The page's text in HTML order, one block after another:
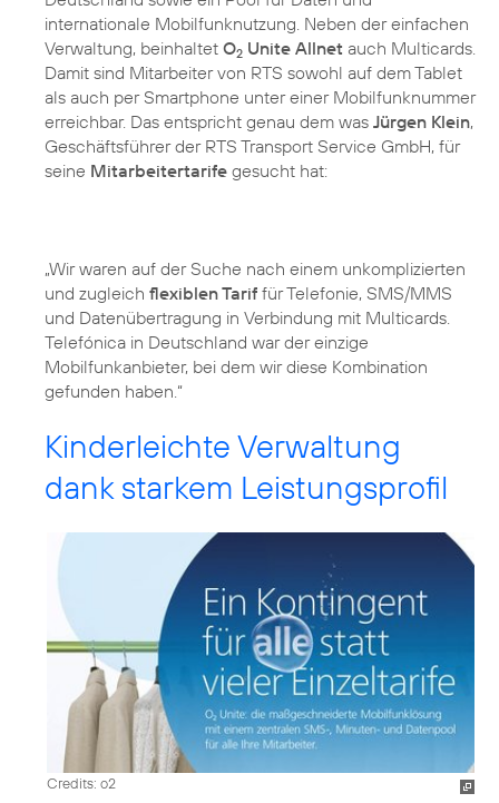
internationale Mobilfunknutzung. Neben der einfachen
Verwaltung, beinhaltet O2 Unite Allnet auch Multicards.
Damit sind Mitarbeiter von RTS sowohl auf dem Tablet
als auch per Smartphone unter einer Mobilfunknummer
erreichbar. Das entspricht genau dem was Jürgen Klein,
Geschäftsführer der RTS Transport Service GmbH, für
seine Mitarbeitertarife gesucht hat:
„Wir waren auf der Suche nach einem unkomplizierten
und zugleich flexiblen Tarif für Telefonie, SMS/MMS
und Datenübertragung in Verbindung mit Multicards.
Telefónica in Deutschland war der einzige
Mobilfunkanbieter, bei dem wir diese Kombination
gefunden haben.“
Kinderleichte Verwaltung
dank starkem Leistungsprofil
Credits: o2